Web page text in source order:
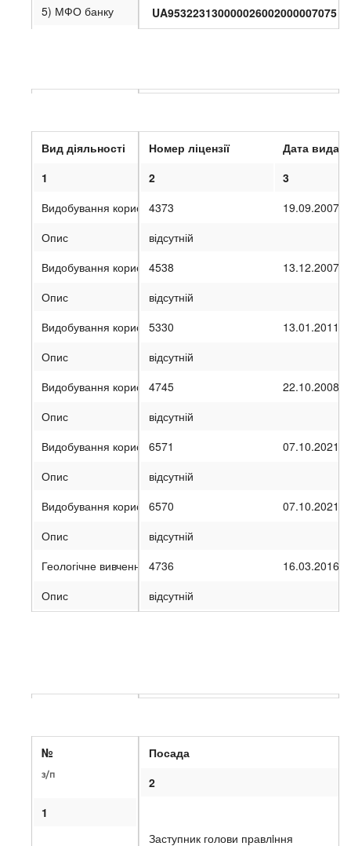
UA953223130000026002000007075
5) МФО банку
Номер ліцензії
Дата видачі
2
3
4373
19.09.2007
відсутній
4538
13.12.2007
відсутній
5330
13.01.2011
відсутній
4745
22.10.2008
відсутній
6571
07.10.2021
відсутній
6570
07.10.2021
відсутній
4736
16.03.2016
відсутній
Вид діяльності
1
Видобування корисних копалин
Опис
Видобування корисних копалин
Опис
Видобування корисних копалин
Опис
Видобування корисних копалин
Опис
Видобування корисних копалин
Опис
Видобування корисних копалин
Опис
Геологічне вивчення, у т.ч. дослідно-промислова розробка
Опис
Посада
2
Заступник голови правлiння
№
з/п
1